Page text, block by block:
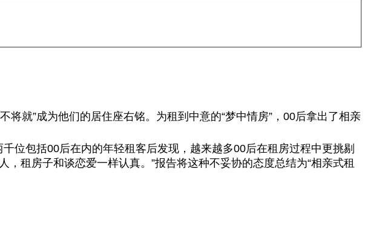
就”成为他们的居住座右铭。为租到中意的“梦中情房”，00后拿出了相亲
位包括00后在内的年轻租客后发现，越来越多00后在租房过程中更挑剔
租房子和谈恋爱一样认真。”报告将这种不妥协的态度总结为“相亲式租